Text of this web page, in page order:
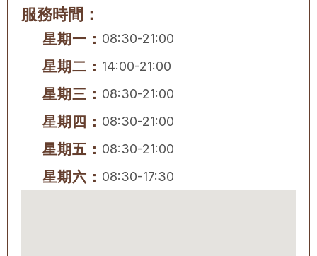
服務時間：
星期一： 08:30-21:00
星期二： 14:00-21:00
星期三： 08:30-21:00
星期四： 08:30-21:00
星期五： 08:30-21:00
星期六： 08:30-17:30